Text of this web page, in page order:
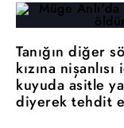
Tanığın diğer
kızına
kuyuda asitle
diyerek tehdit